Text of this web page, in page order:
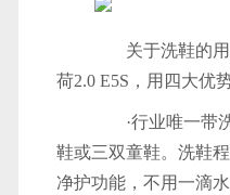
关于洗鞋的用
荷2.0 E5S，用四大优
·行业唯一带
鞋或三双童鞋。洗鞋
净护功能，不用一滴